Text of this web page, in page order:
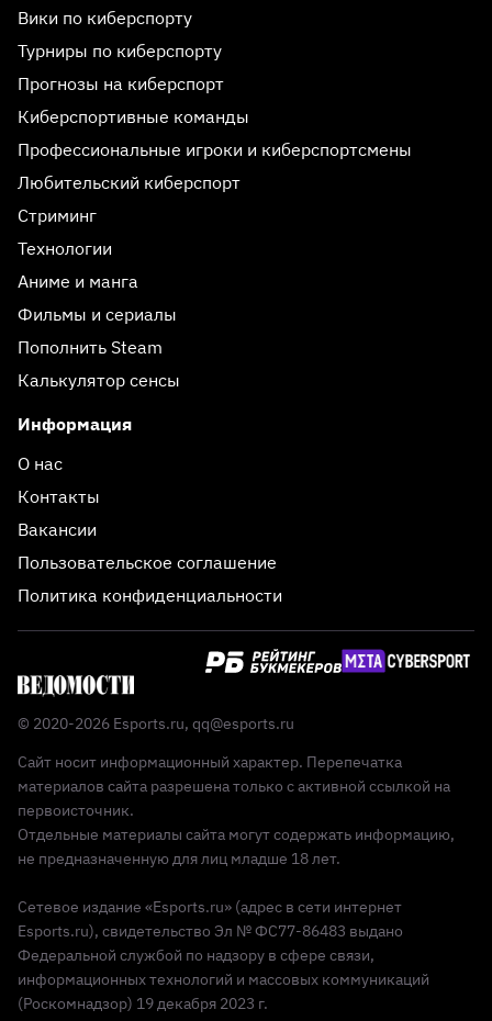
Вики по киберспорту
Турниры по киберспорту
Прогнозы на киберспорт
Киберспортивные команды
Профессиональные игроки и киберспортсмены
Любительский киберспорт
Стриминг
Технологии
Аниме и манга
Фильмы и сериалы
Пополнить Steam
Калькулятор сенсы
Информация
О нас
Контакты
Вакансии
Пользовательское соглашение
Политика конфиденциальности
© 2020-2026 Esports.ru, qq@esports.ru
Сайт носит информационный характер. Перепечатка
материалов сайта разрешена только с активной ссылкой на
первоисточник.
Отдельные материалы сайта могут содержать информацию,
не предназначенную для лиц младше 18 лет.
Сетевое издание «Esports.ru» (адрес в сети интернет
Esports.ru), свидетельство Эл № ФС77-86483 выдано
Федеральной службой по надзору в сфере связи,
информационных технологий и массовых коммуникаций
(Роскомнадзор) 19 декабря 2023 г.